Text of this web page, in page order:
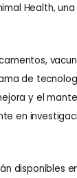
Health,
de
y el
en
disponibles